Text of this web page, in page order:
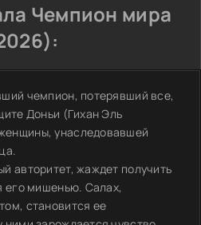
Чемпион мира
чемпион, потерявший все,
Доньи (Гихан Эль
унаследовавшей
авторитет, жаждет получить
его мишенью. Салах,
становится ее